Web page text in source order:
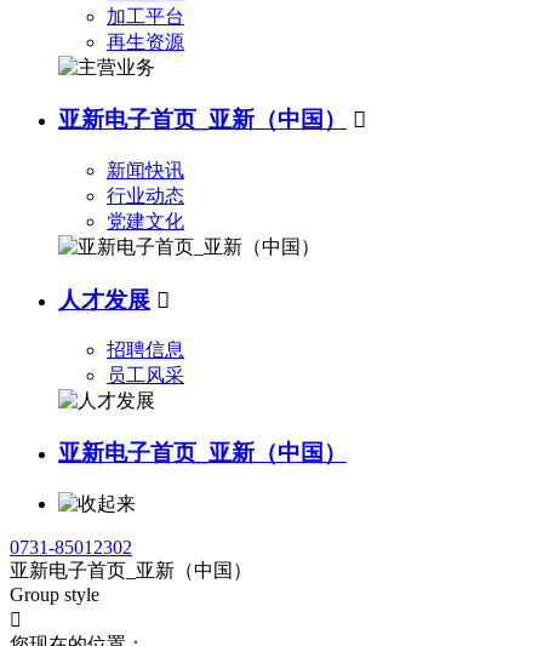
加工平台
再生资源
亚新电子首页_亚新（中国） 
新闻快讯
行业动态
党建文化
人才发展 
招聘信息
员工风采
亚新电子首页_亚新（中国）
0731-85012302
亚新电子首页_亚新（中国）
Group style
